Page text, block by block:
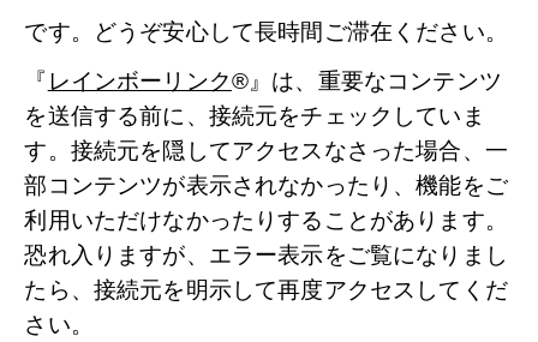
です。どうぞ安心して長時間ご滞在ください。
『 レインボーリンク®』は、重要なコンテンツ
を送信する前に、接続元をチェックしていま
す。接続元を隠してアクセスなさった場合、一
部コンテンツが表示されなかったり、機能をご
利用いただけなかったりすることがあります。
恐れ入りますが、エラー表示をご覧になりまし
たら、接続元を明示して再度アクセスしてくだ
さい。